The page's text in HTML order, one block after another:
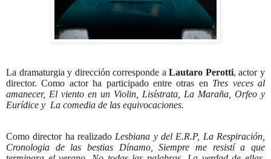
La dramaturgia y dirección corresponde aLautaro Perotti, actor y
director. Como actor ha participado entre otras en Tres veces al
amanecer, El viento en un Violin, Lisístrata, La Maraña, Orfeo y
Eurídice y La comedia de las equivocaciones.
Como director ha realizado Lesbiana y del E.R.P, La Respiración,
Cronologia de las bestias Dínamo, Siempre me resistí a que